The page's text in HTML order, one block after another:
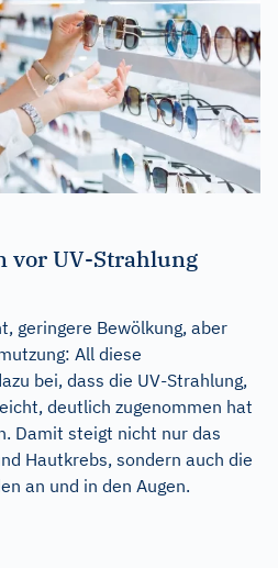
vor UV-Strahlung
geringere Bewölkung, aber
All diese
bei, dass die UV-Strahlung,
deutlich zugenommen hat
Damit steigt nicht nur das
Hautkrebs, sondern auch die
an und in den Augen.